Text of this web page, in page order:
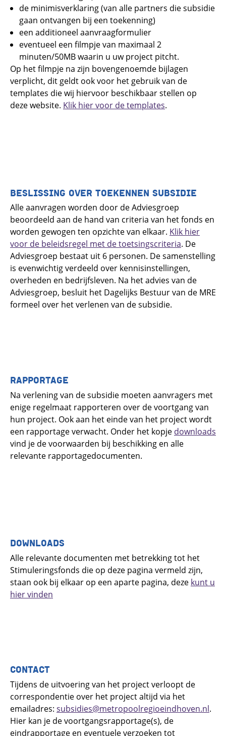
de minimisverklaring (van alle partners die subsidie
gaan ontvangen bij een toekenning)
een additioneel aanvraagformulier
eventueel een filmpje van maximaal 2
minuten/50MB waarin u uw project pitcht.
Op het filmpje na zijn bovengenoemde bijlagen
verplicht, dit geldt ook voor het gebruik van de
templates die wij hiervoor beschikbaar stellen op
deze website. Klik hier voor de templates.
BESLISSING OVER TOEKENNEN SUBSIDIE
Alle aanvragen worden door de Adviesgroep
beoordeeld aan de hand van criteria van het fonds en
worden gewogen ten opzichte van elkaar. Klik hier
voor de beleidsregel met de toetsingscriteria. De
Adviesgroep bestaat uit 6 personen. De samenstelling
is evenwichtig verdeeld over kennisinstellingen,
overheden en bedrijfsleven. Na het advies van de
Adviesgroep, besluit het Dagelijks Bestuur van de MRE
formeel over het verlenen van de subsidie.
RAPPORTAGE
Na verlening van de subsidie moeten aanvragers met
enige regelmaat rapporteren over de voortgang van
hun project. Ook aan het einde van het project wordt
een rapportage verwacht. Onder het kopje downloads
vind je de voorwaarden bij beschikking en alle
relevante rapportagedocumenten.
DOWNLOADS
Alle relevante documenten met betrekking tot het
Stimuleringsfonds die op deze pagina vermeld zijn,
staan ook bij elkaar op een aparte pagina, deze kunt u
hier vinden
CONTACT
Tijdens de uitvoering van het project verloopt de
correspondentie over het project altijd via het
emailadres: subsidies@metropoolregioeindhoven.nl.
Hier kan je de voortgangsrapportage(s), de
eindrapportage en eventuele verzoeken tot